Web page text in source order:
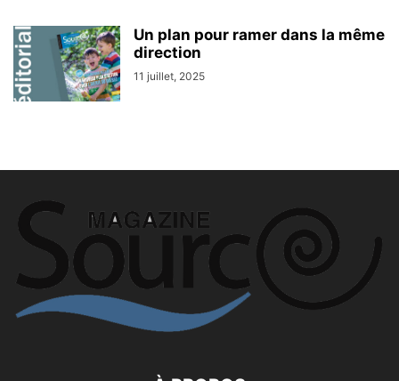
Un plan pour ramer dans la même
direction
11 juillet, 2025